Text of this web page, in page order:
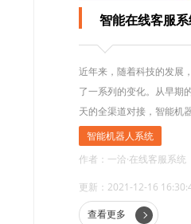
智能在线客服系统有哪些功能，
近年来，随着科技的发展
了一系列的变化。从早期
天的全渠道对接，智能机
步，帮助各类企业解决了
何接入一洽智能机器人系
智能机器人系统
作者：一洽·在线客服系统
更新：2021-12-16
查看更多